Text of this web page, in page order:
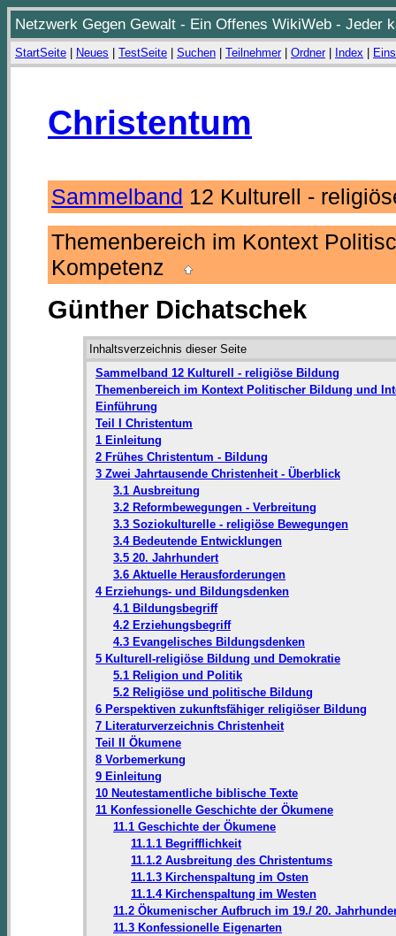
Netzwerk Gegen Gewalt - Ein Offenes WikiWeb - Jeder
StartSeite Neues TestSeite Suchen Teilnehmer| Ordner| Index
Christentum
Sammelband 12 Kulturell -
Themenbereich im Kontext
Kompetenz
Günther Dichatschek
Inhaltsverzeichnis dieser Seite
Sammelband 12 Kulturell - religiöse Bildung
Themenbereich im Kontext Politischer Bildung und
Einführung
Teil I Christentum
1 Einleitung
2 Frühes Christentum - Bildung
3 Zwei Jahrtausende Christenheit - Überblick
3.1 Ausbreitung
3.2 Reformbewegungen - Verbreitung
3.3 Soziokulturelle - religiöse Bewegungen
3.4 Bedeutende Entwicklungen
3.5 20. Jahrhundert
3.6 Aktuelle Herausforderungen
4 Erziehungs- und Bildungsdenken
4.1 Bildungsbegriff
4.2 Erziehungsbegriff
4.3 Evangelisches Bildungsdenken
5 Kulturell-religiöse Bildung und Demokratie
5.1 Religion und Politik
5.2 Religiöse und politische Bildung
6 Perspektiven zukunftsfähiger religiöser Bildung
7 Literaturverzeichnis Christenheit
Teil II Ökumene
8 Vorbemerkung
9 Einleitung
10 Neutestamentliche biblische Texte
11 Konfessionelle Geschichte der Ökumene
11.1 Geschichte der Ökumene
11.1.1 Begrifflichkeit
11.1.2 Ausbreitung des Christentums
11.1.3 Kirchenspaltung im Osten
11.1.4 Kirchenspaltung im Westen
11.2 Ökumenischer Aufbruch im 19./ 20.
11.3 Konfessionelle Eigenarten